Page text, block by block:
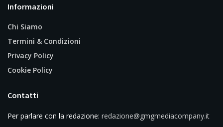
Informazioni
Chi Siamo
Termini & Condizioni
Privacy Policy
Cookie Policy
Contatti
Per parlare con la redazione: redazione@gmgmediacompany.it